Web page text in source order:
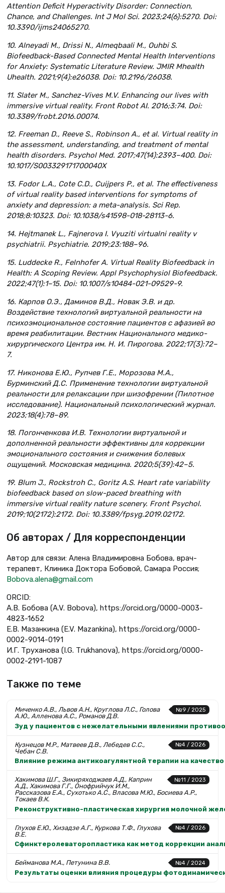
Attention Deficit Hyperactivity Disorder: Connection,
Chance, and Challenges. Int J Mol Sci. 2023;24(6):5270. Doi:
10.3390/ijms24065270.
10. Alneyadi M., Drissi N., Almeqbaali M., Ouhbi S.
Biofeedback-Based Connected Mental Health Interventions
for Anxiety: Systematic Literature Review. JMIR Mhealth
Uhealth. 2021;9(4):e26038. Doi: 10.2196/26038.
11. Slater M., Sanchez-Vives M.V. Enhancing our lives with
immersive virtual reality. Front Robot AI. 2016;3:74. Doi:
10.3389/frobt.2016.00074.
12. Freeman D., Reeve S., Robinson A., et al. Virtual reality in
the assessment, understanding, and treatment of mental
health disorders. Psychol Med. 2017;47(14):2393–400. Doi:
10.1017/S003329171700040X
13. Fodor L.A., Cote C.D., Cuijpers P., et al. The effectiveness
of virtual reality based interventions for symptoms of
anxiety and depression: a meta-analysis. Sci Rep.
2018;8:10323. Doi: 10.1038/s41598-018-28113-6.
14. Hejtmanek L., Fajnerova I. Vyuziti virtualni reality v
psychiatrii. Psychiatrie. 2019;23:188–96.
15. Luddecke R., Felnhofer A. Virtual Reality Biofeedback in
Health: A Scoping Review. Appl Psychophysiol Biofeedback.
2022;47(1):1–15. Doi: 10.1007/s10484-021-09529-9.
16. Карпов О.Э., Даминов В.Д., Новак Э.В. и др.
Воздействие технологий виртуальной реальности на
психоэмоциональное состояние пациентов с афазией во
время реабилитации. Вестник Национального медико-
хирургического Центра им. Н. И. Пирогова. 2022;17(3):72–
7.
17. Никонова Е.Ю., Рупчев Г.Е., Морозова М.А.,
Бурминский Д.С. Применение технологии виртуальной
реальности для релаксации при шизофрении (Пилотное
исследование). Национальный психологический журнал.
2023;18(4):78–89.
18. Погонченкова И.В. Технологии виртуальной и
дополненной реальности эффективны для коррекции
эмоционального состояния и снижения болевых
ощущений. Московская медицина. 2020;5(39):42–5.
19. Blum J., Rockstroh C., Goritz A.S. Heart rate variability
biofeedback based on slow-paced breathing with
immersive virtual reality nature scenery. Front Psychol.
2019;10(2172):2172. Doi: 10.3389/fpsyg.2019.02172.
Об авторах / Для корреспонденции
Автор для связи: Алена Владимировна Бобова, врач-
терапевт, Клиника Доктора Бобовой, Самара Россия;
Bobova.alena@gmail.com
ORCID:
А.В. Бобова (A.V. Bobova), https://orcid.org/0000-0003-
4823-1652
Е.В. Мазанкина (E.V. Mazankina), https://orcid.org/0000-
0002-9014-0191
И.Г. Труханова (I.G. Тrukhanova), https://orcid.org/0000-
0002-2191-1087
Также по теме
№9 / 2025
Миченко А.В., Львов А.Н., Круглова Л.С., Голова
А.Ю., Алленова А.С., Романов Д.В.
Зуд у пациентов с нежелательными явлениями
№4 / 2026
Кузнецов М.Р., Матвеев Д.В., Лебедев С.С.,
Чебан С.В.
Влияние режима антикоагулянтной терапии на
№11 / 2023
Хакимова Ш.Г., Зикиряходжаев А.Д., Каприн
А.Д., Хакимова Г.Г., Онофрийчук И.М.,
Рассказова Е.А., Сухотько А.С., Власова М.Ю., Босиева А.Р.,
Токаев В.К.
Реконструктивно-пластическая хирургия молочной
№4 / 2026
Глухов Е.Ю., Хизадзе А.Г., Куркова Т.Ф., Глухова
В.Е.
Сфинктеролеваторопластика как метод коррекции
№4 / 2024
Бейманова М.А., Петунина В.В.
Результаты оценки влияния процедуры